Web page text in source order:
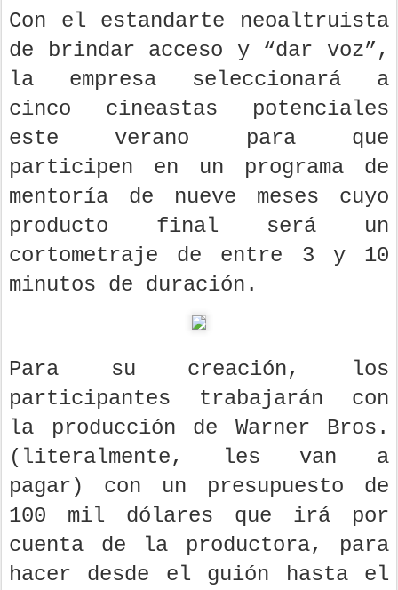
Con el estandarte neoaltruista
de brindar acceso y “dar voz”,
la empresa seleccionará a
cinco cineastas potenciales
este verano para que
participen en un programa de
mentoría de nueve meses cuyo
producto final será un
cortometraje de entre 3 y 10
minutos de duración.
Para su creación, los
participantes trabajarán con
la producción de Warner Bros.
(literalmente, les van a
pagar) con un presupuesto de
100 mil dólares que irá por
cuenta de la productora, para
hacer desde el guión hasta el